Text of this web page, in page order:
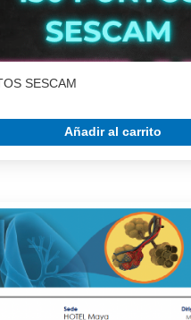
SESCAM
Añadir al carrito